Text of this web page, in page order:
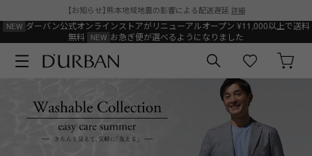
【お知らせ】熊本地域地震の影響による配送遅延 詳細
ダーバン公式オンラインストアがリニューアルオープン ¥11,000以上で送料
無料
お急ぎ便が選べるようになりました